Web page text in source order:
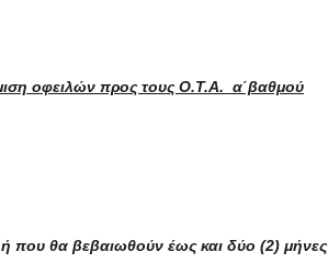
οφειλών προς τους Ο.Τ.Α. α΄βαθμού
που θα βεβαιωθούν έως και δύο (2) μήνες